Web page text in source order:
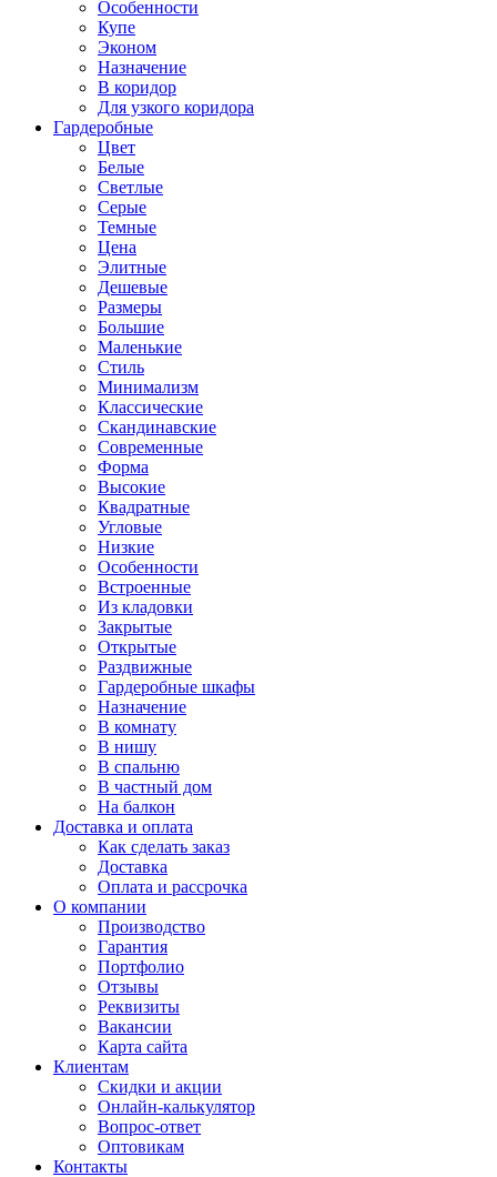
Особенности
Купе
Эконом
Назначение
В коридор
Для узкого коридора
Гардеробные
Цвет
Белые
Светлые
Серые
Темные
Цена
Элитные
Дешевые
Размеры
Большие
Маленькие
Стиль
Минимализм
Классические
Скандинавские
Современные
Форма
Высокие
Квадратные
Угловые
Низкие
Особенности
Встроенные
Из кладовки
Закрытые
Открытые
Раздвижные
Гардеробные шкафы
Назначение
В комнату
В нишу
В спальню
В частный дом
На балкон
Доставка и оплата
Как сделать заказ
Доставка
Оплата и рассрочка
О компании
Производство
Гарантия
Портфолио
Отзывы
Реквизиты
Вакансии
Карта сайта
Клиентам
Скидки и акции
Онлайн-калькулятор
Вопрос-ответ
Оптовикам
Контакты